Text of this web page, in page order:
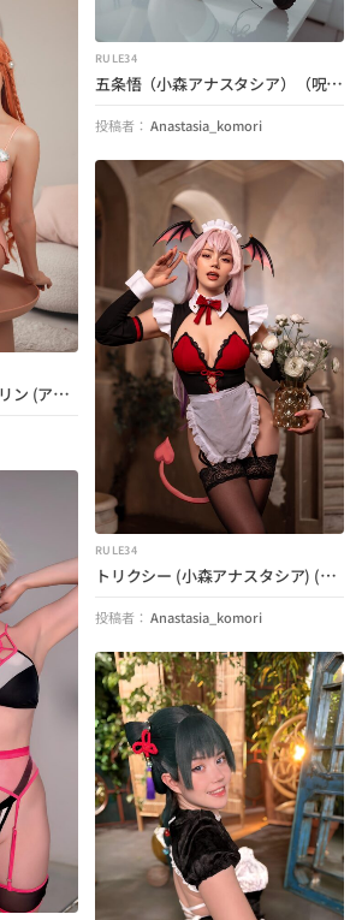
RULE34
五条悟（小森アナスタシア）（呪術廻戦）
投稿者： Anastasia_komori
ハートスロープ・ケイトリン (アナスタシア・コモリ) (リーグ・オブ・レジェンド)
RULE34
トリクシー (小森アナスタシア) (Everlusting Life)
投稿者： Anastasia_komori